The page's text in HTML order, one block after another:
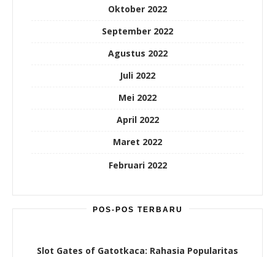
Oktober 2022
September 2022
Agustus 2022
Juli 2022
Mei 2022
April 2022
Maret 2022
Februari 2022
POS-POS TERBARU
Slot Gates of Gatotkaca: Rahasia Popularitas